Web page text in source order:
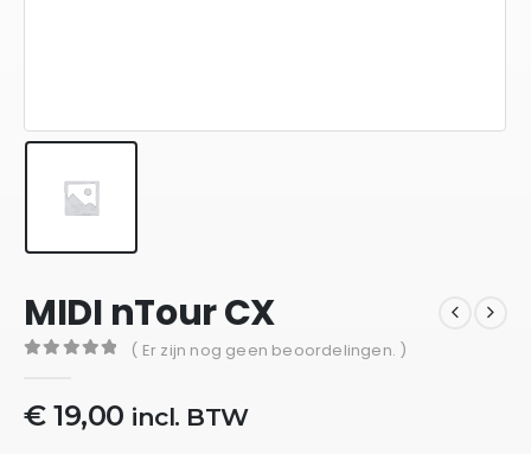
MIDI nTour CX
( Er zijn nog geen beoordelingen. )
€19,00 incl. BTW